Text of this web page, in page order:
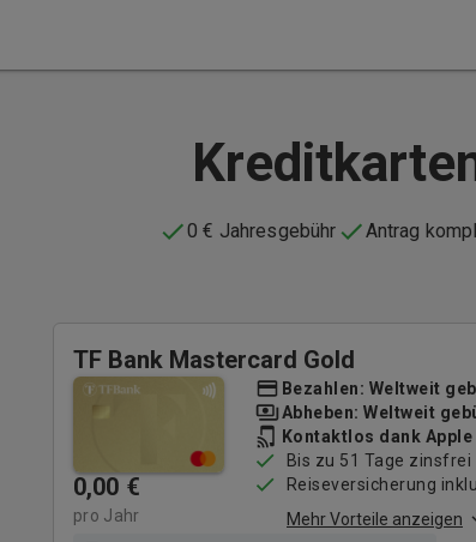
0 € Jahresgebühr Antrag
TF Bank Mastercard Gold
0,00 €
pro Jahr
Bezahlen: Weltweit
Abheben: Weltweit
Kontaktlos dank
Bis zu 51 Tage zinsfrei
Reiseversicherung
Mehr Vorteile anzeigen